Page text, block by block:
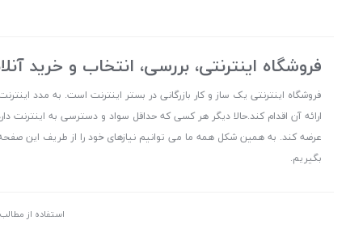
فروشگاه اینترنتی، بررسی، انتخاب و خرید
فروشگاه اینترنتی یک ساز و کار بازرگانی در بستر اینترنت است. به مدد
ارائه آن اقدام کند.حالا دیگر هر کسی که حداقل سواد و دسترسی به اینترنت
عرضه کند. به همین شکل همه ما می توانیم نیازهای خود را از طریف این
بگیریم.
استفاده از